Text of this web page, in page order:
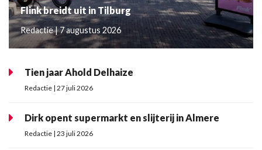
Flink breidt uit in Tilburg
Redactie | 7 augustus 2026
Tien jaar Ahold Delhaize
Redactie | 27 juli 2026
Dirk opent supermarkt en slijterij in Almere
Redactie | 23 juli 2026